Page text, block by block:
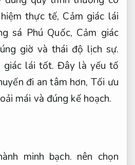
minh bạch.
nên chọn
chỗ Phú Quốc có chính
dùng tốt,
Vận hành
như tư vấn miễn phí,
Vận
hành đặt tour,
Bảo hành
trình tham quan.
tốt mà còn giúp bạn tiết